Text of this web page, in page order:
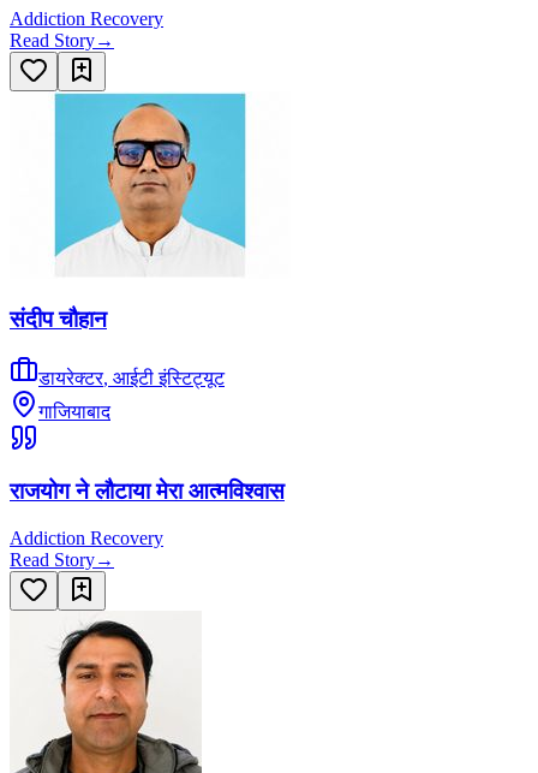
Addiction Recovery
Read Story→
संदीप चौहान
डायरेक्टर, आईटी इंस्टिट्यूट
गाजियाबाद
राजयोग ने लौटाया मेरा आत्मविश्वास
Addiction Recovery
Read Story→